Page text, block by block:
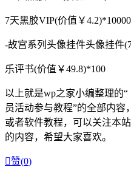
7天黑胶VIP(价值￥4.2)*10000
-故宫系列头像挂件头像挂件
乐评书(价值￥49.8)*100
以上就是wp之家小编整理的
员活动参与教程”的全部内
或者软件教程，可以关注本
的内容，希望大家喜欢。
赞(0)